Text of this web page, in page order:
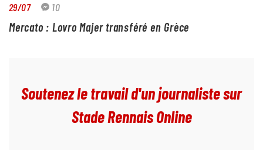
29/07 10
Mercato : Lovro Majer transféré en Grèce
Soutenez le travail d'un journaliste sur
Stade Rennais Online